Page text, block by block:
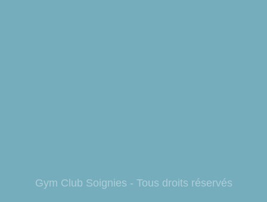
Gym Club Soignies - Tous droits réservés